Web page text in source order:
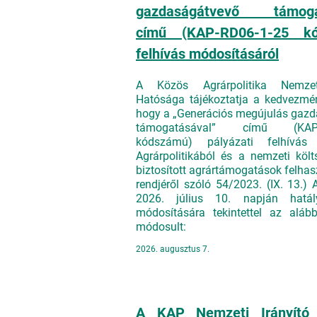
gazdaságátvevő
című (KAP-RD06-1-25
felhívás módosításáról
A Közös Agrárpolitika
Hatósága tájékoztatja a
hogy a „Generációs megújulás
támogatásával” című (KAP-
kódszámú) pályázati
Agrárpolitikából és a nemzeti
biztosított agrártámogatások
rendjéről szóló 54/2023. (IX. 13.)
2026. július 10. napján
módosítására tekintettel az
módosult:
2026. augusztus 7.
A KAP Nemzeti Irányító